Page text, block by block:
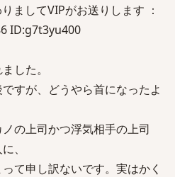
ましてVIPがお送りします ：
ID:g7t3yu400
した。
すが、どうやら首になったよ
の上司かつ浮気相手の上司
、
て申し訳ないです。実はかく